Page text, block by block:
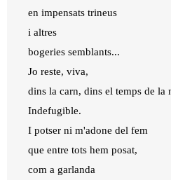
en impensats trineus
i altres
bogeries semblants...
Jo reste, viva,
dins la carn, dins el temps de la
Indefugible.
I potser ni m'adone del fem
que entre tots hem posat,
com a garlanda